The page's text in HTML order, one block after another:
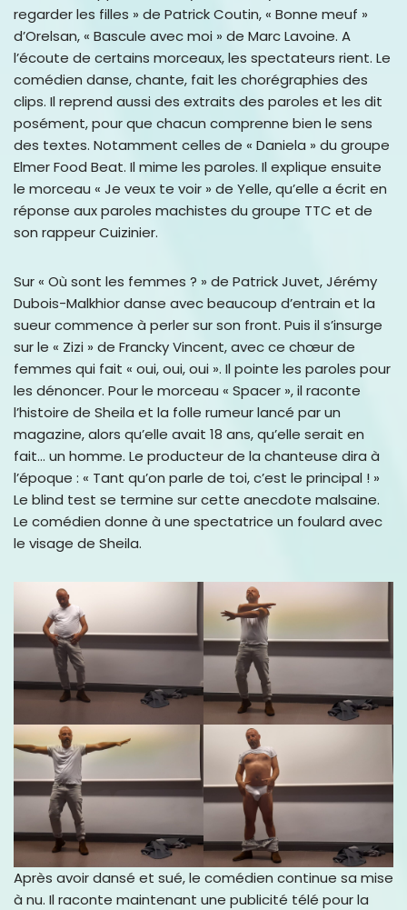
regarder les filles » de Patrick Coutin, « Bonne meuf »
d’Orelsan, « Bascule avec moi » de Marc Lavoine. A
l’écoute de certains morceaux, les spectateurs rient. Le
comédien danse, chante, fait les chorégraphies des
clips. Il reprend aussi des extraits des paroles et les dit
posément, pour que chacun comprenne bien le sens
des textes. Notamment celles de « Daniela » du groupe
Elmer Food Beat. Il mime les paroles. Il explique ensuite
le morceau « Je veux te voir » de Yelle, qu’elle a écrit en
réponse aux paroles machistes du groupe TTC et de
son rappeur Cuizinier.
Sur « Où sont les femmes ? » de Patrick Juvet, Jérémy
Dubois-Malkhior danse avec beaucoup d’entrain et la
sueur commence à perler sur son front. Puis il s’insurge
sur le « Zizi » de Francky Vincent, avec ce chœur de
femmes qui fait « oui, oui, oui ». Il pointe les paroles pour
les dénoncer. Pour le morceau « Spacer », il raconte
l’histoire de Sheila et la folle rumeur lancé par un
magazine, alors qu’elle avait 18 ans, qu’elle serait en
fait… un homme. Le producteur de la chanteuse dira à
l’époque : « Tant qu’on parle de toi, c’est le principal ! »
Le blind test se termine sur cette anecdote malsaine.
Le comédien donne à une spectatrice un foulard avec
le visage de Sheila.
Après avoir dansé et sué, le comédien continue sa mise
à nu. Il raconte maintenant une publicité télé pour la